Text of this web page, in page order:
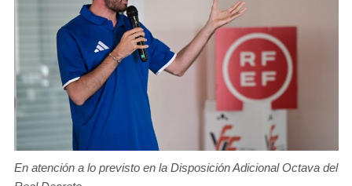
En atención a lo previsto en la Disposición Adicional Octava del